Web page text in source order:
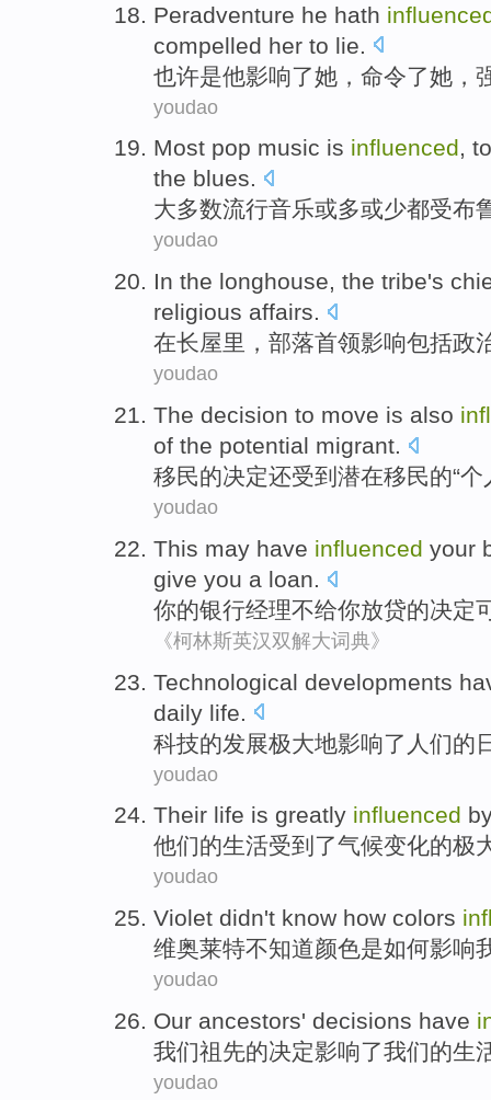
Peradventure he hath
compelled her to lie
也许是他影响了她 ， 命令了她，
youdao
Most pop music is influenced,
the blues.
大多数流行音乐或多或少都受布
youdao
In the longhouse, the tribe's
religious affairs.
在长屋里 ， 部落首领影响包括政
youdao
The decision to move is also
of the potential migrant.
移民的决定还受到 潜在移民的“个
youdao
This may have influenced your
give you a loan.
你的银行经理不给你放贷的决定
《柯林斯英汉双解大词典》
Technological developments
daily life.
科技的发展极大地影响了人们的
youdao
Their life is greatly influenced
他们的生活受到了气候变化的极
youdao
Violet didn't know how colors
维奥莱特不知道颜色是如何影响
youdao
Our ancestors' decisions have
我们祖先的决定影响了我们的生
youdao